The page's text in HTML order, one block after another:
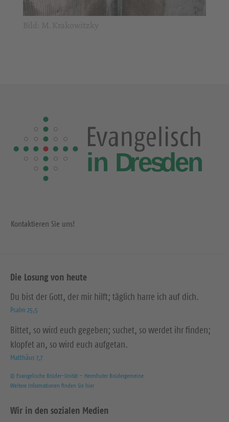
Kontaktieren Sie uns!
Die Losung von heute
Du bist der Gott, der mir hilft; täglich harre ich auf dich.
Psalm 25,5
Bittet, so wird euch gegeben; suchet, so werdet ihr finden;
klopfet an, so wird euch aufgetan.
Matthäus 7,7
© Evangelische Brüder-Unität – Herrnhuter Brüdergemeine
Weitere Informationen finden Sie hier
Wir in den sozialen Medien